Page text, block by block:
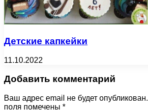
Детские капкейки
11.10.2022
Добавить комментарий
Ваш адрес email не будет опубликован.
поля помечены *